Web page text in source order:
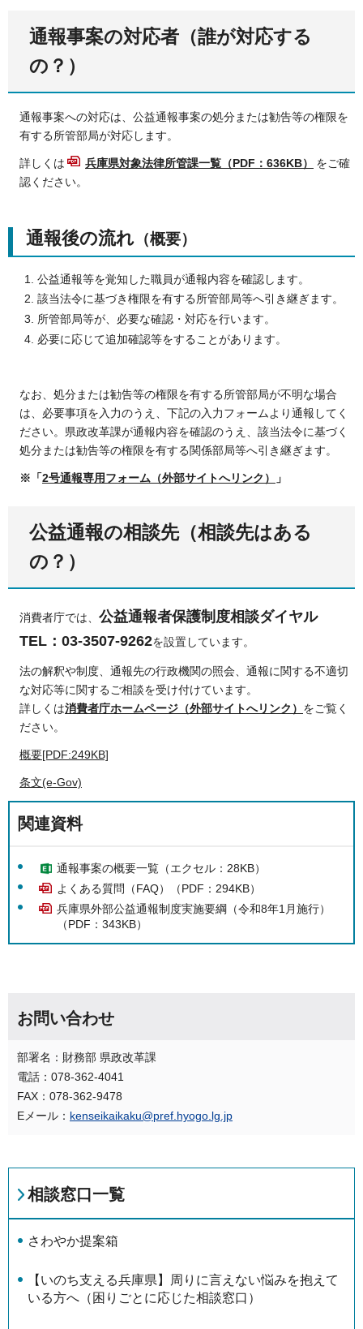
通報事案の対応者（誰が対応する
の？）
通報事案への対応は、公益通報事案の処分または勧告等の権限を
有する所管部局が対応します。
詳しくは 兵庫県対象法律所管課一覧（PDF：636KB）
をご確
認ください。
通報後の流れ （概要）
公益通報等を覚知した職員が通報内容を確認します。
該当法令に基づき権限を有する所管部局等へ引き継ぎます。
所管部局等が、必要な確認・対応を行います。
必要に応じて追加確認等をすることがあります。
なお、処分または勧告等の権限を有する所管部局が不明な場合
は、必要事項を入力のうえ、下記の入力フォームより通報してく
ださい。県政改革課が通報内容を確認のうえ、該当法令に基づく
処分または勧告等の権限を有する関係部局等へ引き継ぎます。
※「2号通報専用フォーム（外部サイトへリンク） 」
公益通報の相談先（相談先はある
の？）
消費者庁では、 公益通報者保護制度相談ダイヤル
TEL：03-3507-9262を設置しています。
法の解釈や制度、通報先の行政機関の照会、通報に関する不適切
な対応等に関するご相談を受け付けています。
詳しくは消費者庁ホームページ（外部サイトへリンク） をご覧く
ださい。
概要[PDF:249KB]
条文(e-Gov)
関連資料
通報事案の概要一覧（エクセル：28KB）
よくある質問（FAQ）（PDF：294KB）
兵庫県外部公益通報制度実施要綱（令和8年1月施行）
（PDF：343KB）
お問い合わせ
部署名：財務部 県政改革課
電話：078-362-4041
FAX：078-362-9478
Eメール： kenseikaikaku@pref.hyogo.lg.jp
相談窓口一覧
さわやか提案箱
【いのち支える兵庫県】周りに言えない悩みを抱えて
いる方へ（困りごとに応じた相談窓口）